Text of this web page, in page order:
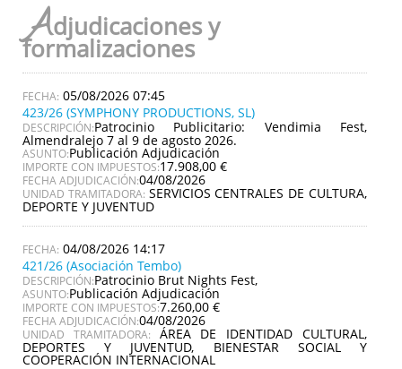
Adjudicaciones y
formalizaciones
05/08/2026 07:45
423/26 (SYMPHONY PRODUCTIONS, SL)
DESCRIPCIÓN:Patrocinio Publicitario: Vendimia Fest,
Almendralejo 7 al 9 de agosto 2026.
ASUNTO:Publicación Adjudicación
IMPORTE CON IMPUESTOS:17.908,00 €
FECHA ADJUDICACIÓN:04/08/2026
UNIDAD TRAMITADORA: SERVICIOS CENTRALES DE CULTURA,
DEPORTE Y JUVENTUD
04/08/2026 14:17
421/26 (Asociación Tembo)
DESCRIPCIÓN:Patrocinio Brut Nights Fest,
ASUNTO:Publicación Adjudicación
IMPORTE CON IMPUESTOS:7.260,00 €
FECHA ADJUDICACIÓN:04/08/2026
UNIDAD TRAMITADORA: ÁREA DE IDENTIDAD CULTURAL,
DEPORTES Y JUVENTUD, BIENESTAR SOCIAL Y
COOPERACIÓN INTERNACIONAL